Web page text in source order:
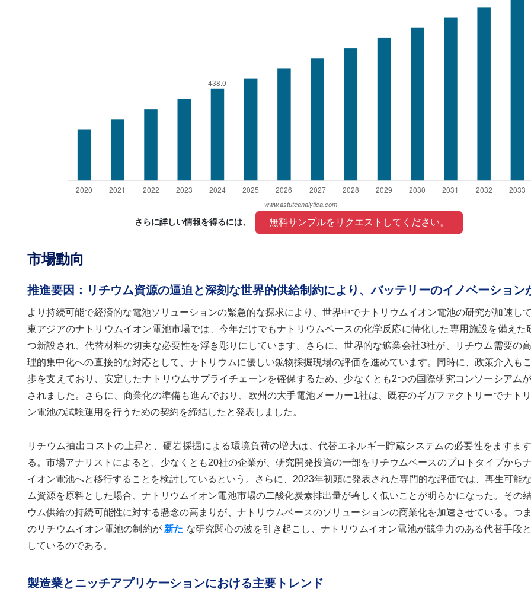
さらに詳しい情報を得るには、 無料サンプルをリクエストしてください。
市場動向
推進要因：リチウム資源の逼迫と深刻な世界的供給制約により、バッテリーのイノベーショ
より持続可能で経済的な電池ソリューションの緊急的な探求により、世界中でナトリウムイオン電池の研究が加速し
東アジアのナトリウムイオン電池市場では、今年だけでもナトリウムベースの化学反応に特化した専用施設を備えた
つ新設され、代替材料の切実な必要性を浮き彫りにしています。さらに、世界的な鉱業会社3社が、リチウム需要の
理的集中化への直接的な対応として、ナトリウムに優しい鉱物採掘現場の評価を進めています。同時に、政策介入も
歩を支えており、安定したナトリウムサプライチェーンを確保するため、少なくとも2つの国際研究コンソーシアム
されました。さらに、商業化の準備も進んでおり、欧州の大手電池メーカー1社は、既存のギガファクトリーでナト
ン電池の試験運用を行うための契約を締結したと発表しました。
リチウム抽出コストの上昇と、硬岩採掘による環境負荷の増大は、代替エネルギー貯蔵システムの必要性をますま
る。市場アナリストによると、少なくとも20社の企業が、研究開発投資の一部をリチウムベースのプロトタイプから
イオン電池へと移行することを検討しているという。さらに、2023年初頭に発表された専門的な評価では、再生可能
ム資源を原料とした場合、ナトリウムイオン電池市場の二酸化炭素排出量が著しく低いことが明らかになった。その
ウム供給の持続可能性に対する懸念の高まりが、ナトリウムベースのソリューションの商業化を加速させている。つ
のリチウムイオン電池の制約が 新た な研究関心の波を引き起こし、ナトリウムイオン電池が競争力のある代替手段
しているのである。
製造業とニッチアプリケーションにおける主要トレンド